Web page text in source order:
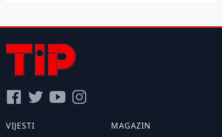
VIJESTI
MAGAZIN